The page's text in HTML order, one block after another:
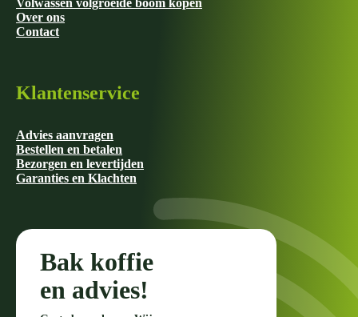
Volwassen volgroeide boom kopen
Over ons
Contact
Klantenservice
Advies aanvragen
Bestellen en betalen
Bezorgen en levertijden
Garanties en Klachten
Bak koffie
en advies!